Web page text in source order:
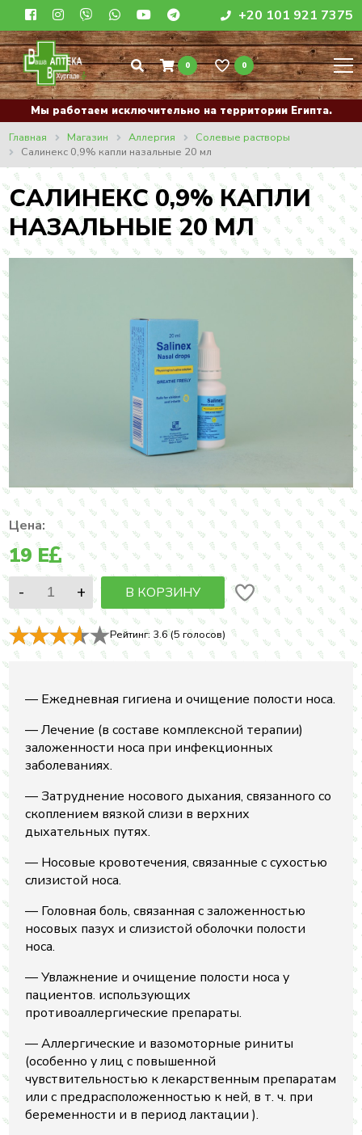
+20 101 921 7375
0 0
Мы работаем исключительно на территории Египта.
Главная
Магазин Аллергия
Солевые растворы
Салинекс 0,9% капли назальные 20 мл
САЛИНЕКС 0,9% КАПЛИ
НАЗАЛЬНЫЕ 20 МЛ
Цена:
19E
В КОРЗИНУ
Рейтинг: 3.6(5 голосов)
— Ежедневная гигиена и очищение полости носа.
— Лечение (в составе комплексной терапии)
заложенности носа при инфекционных
заболеваниях.
— Затруднение носового дыхания, связанного со
скоплением вязкой слизи в верхних
дыхательных путях.
— Носовые кровотечения, связанные с сухостью
слизистой носа.
— Головная боль, связанная с заложенностью
носовых пазух и слизистой оболочки полости
носа.
— Увлажнение и очищение полости носа у
пациентов. использующих
противоаллергические препараты.
— Аллергические и вазомоторные риниты
(особенно у лиц с повышенной
чувствительностью к лекарственным препаратам
или с предрасположенностью к ней, в т. ч. при
беременности и в период лактации ).